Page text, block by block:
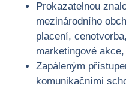
Prokazatelnou
mezinárodního
placení,
marketingové akce,
Zapáleným
komunikačními